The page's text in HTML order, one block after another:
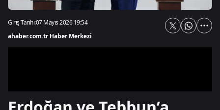
Giriş Tarihi:07 Mayıs 2026 19:54
ahaber.com.tr Haber Merkezi